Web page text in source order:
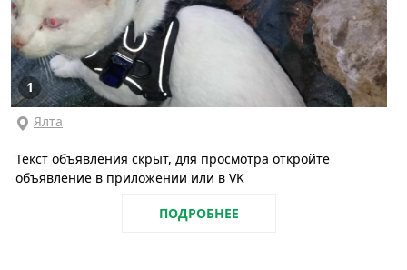
1
Ялта
Текст объявления скрыт, для просмотра откройте
объявление в приложении или в VK
ПОДРОБНЕЕ